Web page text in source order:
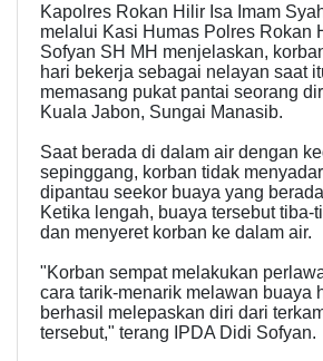
Kapolres Rokan Hilir Isa Imam
melalui Kasi Humas Polres Rokan
Sofyan SH MH menjelaskan,
hari bekerja sebagai nelayan saat
memasang pukat pantai seorang
Kuala Jabon, Sungai Manasib.
Saat berada di dalam air dengan
sepinggang, korban tidak
dipantau seekor buaya yang
Ketika lengah, buaya tersebut tiba-
dan menyeret korban ke dalam air.
"Korban sempat melakukan
cara tarik-menarik melawan buaya
berhasil melepaskan diri dari
tersebut," terang IPDA Didi Sofyan.